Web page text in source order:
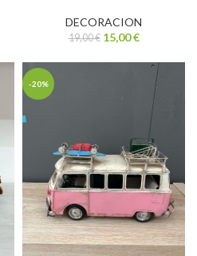
DECORACION
19,00€ 15,00€
-20%